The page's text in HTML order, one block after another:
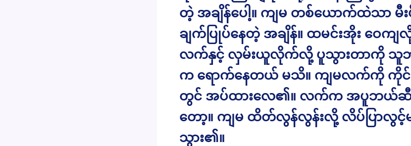
တဲ့ အချိန်ပေါ့။ ကျမ တစ်ယောက်ထဲသာ မီး
ချက်ပြုပ်နေတဲ့ အချိန်။ ထမင်းအိုး ဝေ
လက်နှင့် လှမ်းယူလိုက်လို့ ပူသွားတာကို သူ
က ရောက်နေတယ် မသိ။ ကျမလက်ကို ကိုင်
တွင် အပ်ထားလေ၏။ လက်က အပူဘယ်ဆီန
တော့။ ကျမ ထိတ်လွန်လွန်းလို့ လိပ်ပြာလွင့်
သွား၏။